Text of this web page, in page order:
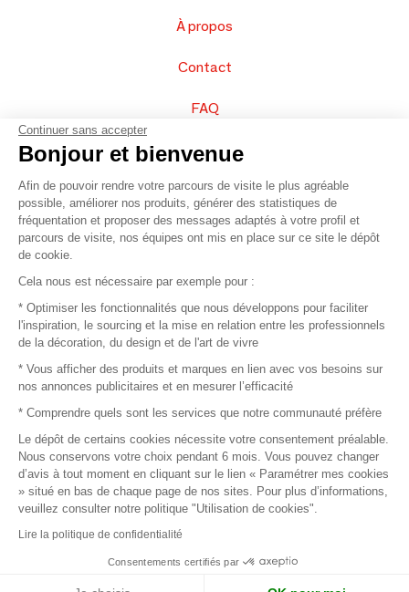
À propos
Contact
FAQ
Vendez vos produits
Plan du site
© 2016 –Organisation SAFI
Recrutement
Mentions légales
Conditions commerciales
Piano Analytics
Continuer sans accepter
Bonjour et bienvenue
Afin de pouvoir rendre votre parcours de visite le plus agréable
possible, améliorer nos produits, générer des statistiques de
fréquentation et proposer des messages adaptés à votre profil et
parcours de visite, nos équipes ont mis en place sur ce site le dépôt
de cookie.
Cela nous est nécessaire par exemple pour :
* Optimiser les fonctionnalités que nous développons pour faciliter
l'inspiration, le sourcing et la mise en relation entre les professionnels
de la décoration, du design et de l'art de vivre
* Vous afficher des produits et marques en lien avec vos besoins sur
nos annonces publicitaires et en mesurer l’efficacité
* Comprendre quels sont les services que notre communauté préfère
Le dépôt de certains cookies nécessite votre consentement préalable.
Nous conservons votre choix pendant 6 mois. Vous pouvez changer
d’avis à tout moment en cliquant sur le lien « Paramétrer mes cookies
» situé en bas de chaque page de nos sites. Pour plus d’informations,
veuillez consulter notre politique "Utilisation de cookies".
Lire la politique de confidentialité
Consentements certifiés par